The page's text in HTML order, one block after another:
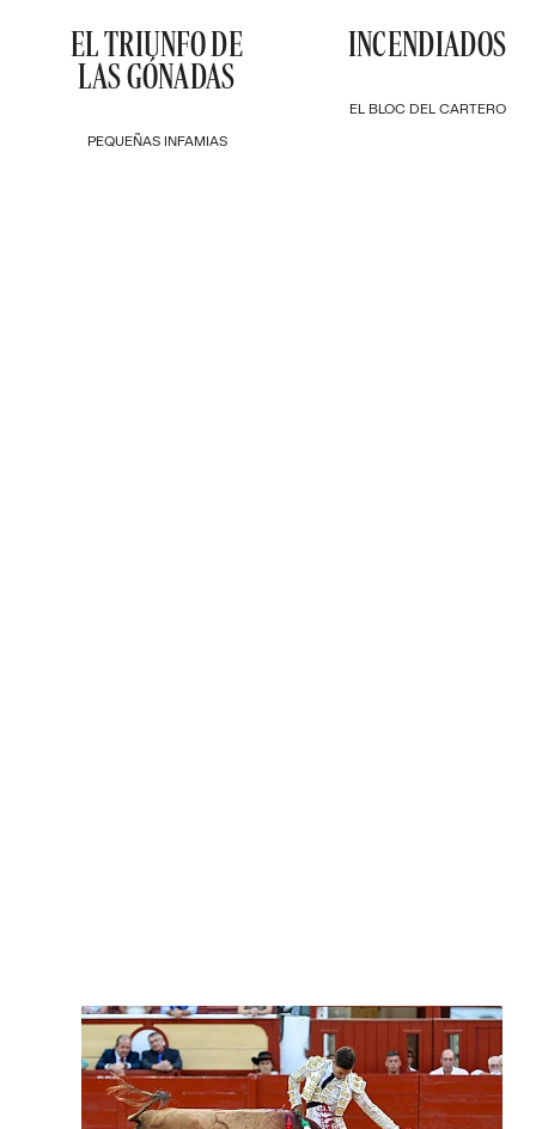
PEQUEÑAS INFAMIAS
EL TRIUNFO DE
LAS GÓNADAS
EL BLOC DEL CARTERO
INCENDIADOS